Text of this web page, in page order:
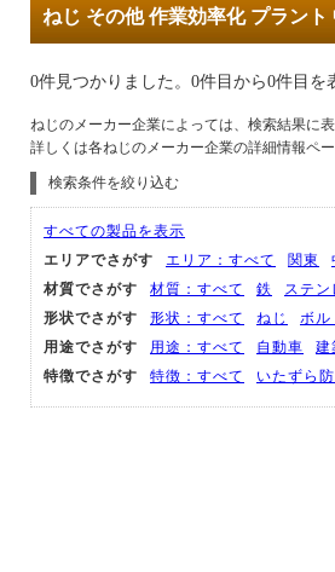
ねじ その他 作業効率化 プラント
0件見つかりました。0件目から0件目を
ねじのメーカー企業によっては、検索結果に
詳しくは各ねじのメーカー企業の詳細情報ペ
検索条件を絞り込む
すべての製品を表示
エリアでさがす
エリア：すべて 関東
材質でさがす
材質：すべて 鉄 ステン
形状でさがす
形状：すべて ねじ ボル
用途でさがす
用途：すべて 自動車 建
特徴でさがす
特徴：すべて いたずら